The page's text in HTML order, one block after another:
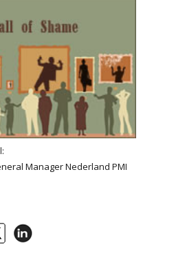
Manager Nederland PMI